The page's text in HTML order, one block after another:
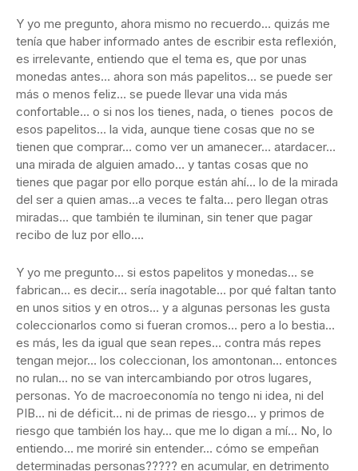
Y yo me pregunto, ahora mismo no recuerdo… quizás me
tenía que haber informado antes de escribir esta reflexión,
es irrelevante, entiendo que el tema es, que por unas
monedas antes… ahora son más papelitos… se puede ser
más o menos feliz… se puede llevar una vida más
confortable… o si nos los tienes, nada, o tienes pocos de
esos papelitos… la vida, aunque tiene cosas que no se
tienen que comprar… como ver un amanecer… atardacer…
una mirada de alguien amado… y tantas cosas que no
tienes que pagar por ello porque están ahí… lo de la mirada
del ser a quien amas…a veces te falta… pero llegan otras
miradas… que también te iluminan, sin tener que pagar
recibo de luz por ello….
Y yo me pregunto… si estos papelitos y monedas… se
fabrican… es decir… sería inagotable… por qué faltan tanto
en unos sitios y en otros… y a algunas personas les gusta
coleccionarlos como si fueran cromos… pero a lo bestia…
es más, les da igual que sean repes… contra más repes
tengan mejor… los coleccionan, los amontonan… entonces
no rulan… no se van intercambiando por otros lugares,
personas. Yo de macroeconomía no tengo ni idea, ni del
PIB… ni de déficit… ni de primas de riesgo… y primos de
riesgo que también los hay… que me lo digan a mí… No, lo
entiendo… me moriré sin entender… cómo se empeñan
determinadas personas????? en acumular, en detrimento